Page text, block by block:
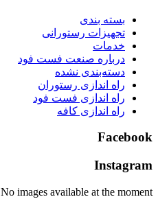
بسته بندی
تجهیزات رستورانی
خدمات
درباره صنعت فست فود
دسته‌بندی نشده
راه اندازی رستوران
راه اندازی فست فود
راه اندازی کافه
Facebook
Instagram
No images available at the moment